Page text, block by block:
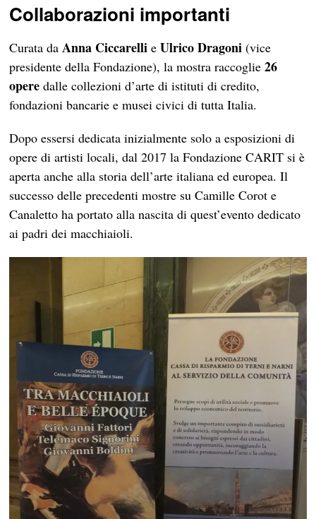
Collaborazioni importanti
Curata daAnna Ciccarelli eUlrico Dragoni (vice
presidente della Fondazione), la mostra raccoglie26
operedalle collezioni d’arte di istituti di credito,
fondazioni bancarie e musei civici di tutta Italia.
Dopo essersi dedicata inizialmente solo a esposizioni di
opere di artisti locali, dal 2017 la Fondazione CARIT si è
aperta anche alla storia dell’arte italiana ed europea. Il
successo delle precedenti mostre su Camille Corot e
Canaletto ha portato alla nascita di quest’evento dedicato
ai padri dei macchiaioli.